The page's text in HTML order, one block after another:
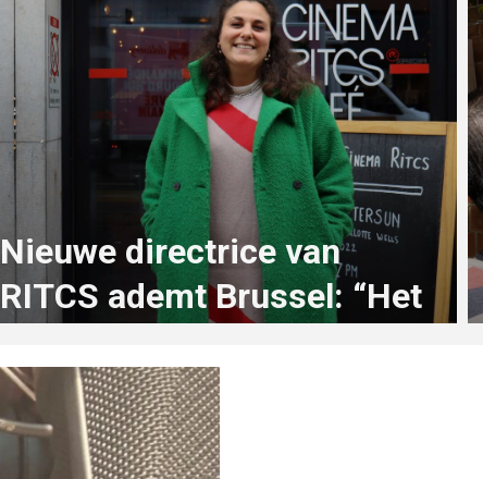
Nieuwe directrice van
RITCS ademt Brussel: “Het
op te groeien”
2 maanden geleden Lee Bostoen